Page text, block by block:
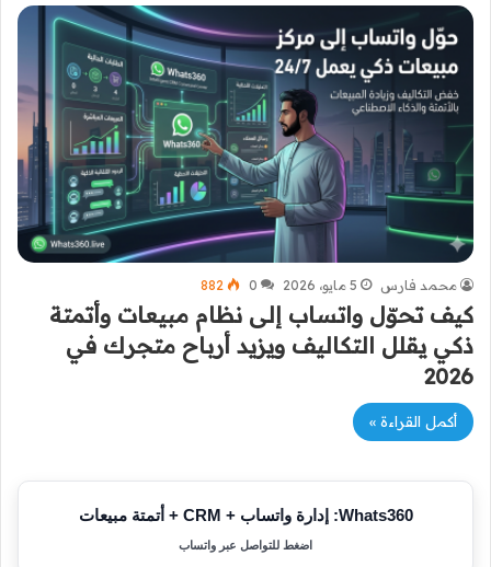
محمد فارس 5 مايو، 2026 0
882
كيف تحوّل واتساب إلى نظام مبيعات وأتمتة
ذكي يقلل التكاليف ويزيد أرباح متجرك في
2026
أكمل القراءة »
Whats360: إدارة واتساب + CRM + أتمتة مبيعات
اضغط للتواصل عبر واتساب